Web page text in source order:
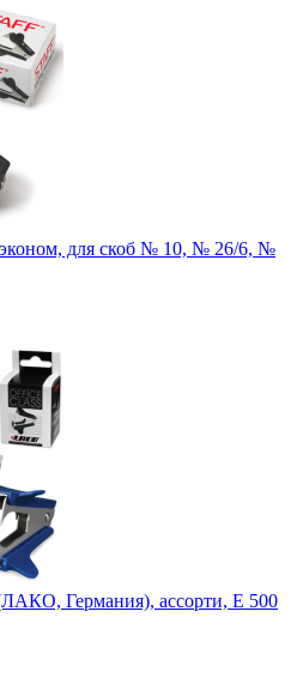
для скоб № 10, № 26/6, №
Германия), ассорти, E 500